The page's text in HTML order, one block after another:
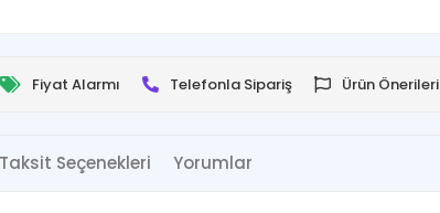
Fiyat Alarmı Telefonla Sipariş Ürün Önerileri
Taksit Seçenekleri Yorumlar